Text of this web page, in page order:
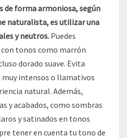
de forma armoniosa, según
naturalista, es utilizar una
y neutros. Puedes
tonos como marrón
dorado suave. Evita
intensos o llamativos
natural. Además,
y acabados, como sombras
y satinados en tonos
tener en cuenta tu tono de